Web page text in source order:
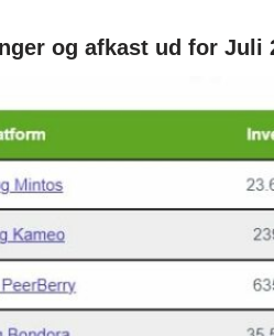
og afkast ud for Juli